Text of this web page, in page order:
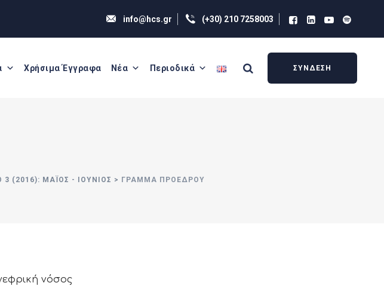
info@hcs.gr (+30) 210 7258003
Χρήσιμα Έγγραφα Νέα Περιοδικά ΣΥΝΔΕΣΗ
3 (2016): ΜΆΙΟΣ - ΙΟΎΝΙΟΣ > ΓΡΑΜΜΑ ΠΡΟΕΔΡΟΥ
νόσος